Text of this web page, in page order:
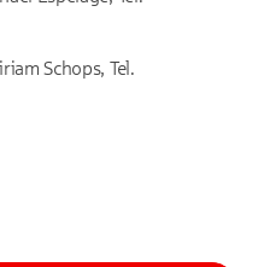
Schops, Tel.